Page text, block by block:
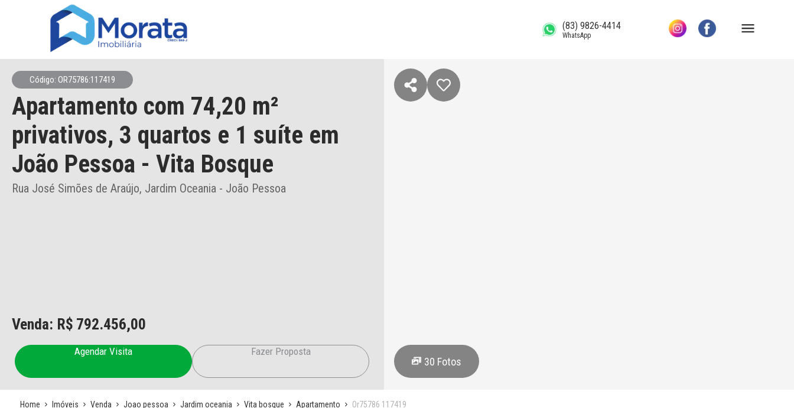
(83) 9826-4414
WhatsApp
Código: OR75786:117419
Apartamento com 74,20 m²
privativos, 3 quartos e 1 suíte em
João Pessoa - Vita Bosque
Rua José Simões de Araújo, Jardim Oceania - João Pessoa
Venda: R$ 792.456,00
Agendar Visita Fazer Proposta
30 Fotos
Home Imóveis Venda Joao pessoa Jardim oceania Vita bosque Apartamento Or75786 117419